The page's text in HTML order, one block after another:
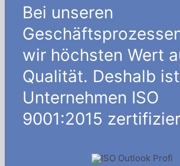
Bei unseren
wir höchsten Wert
Qualität. Deshalb
Unternehmen ISO
9001:2015